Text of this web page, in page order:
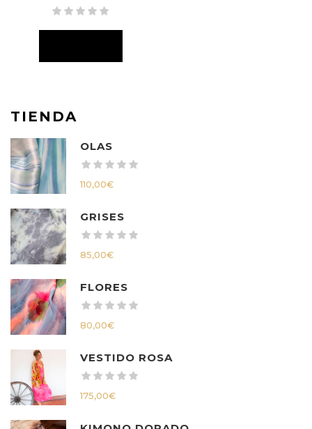
TIENDA
OLAS
110,00€
GRISES
85,00€
FLORES
80,00€
VESTIDO ROSA
175,00€